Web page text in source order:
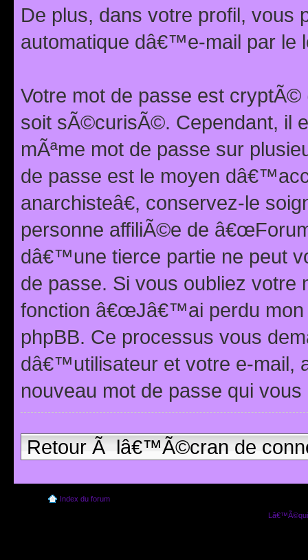
De plus, dans votre profil,
automatique dâ€™e-mail par le
Votre mot de passe est
soit sÃ©curisÃ©. Cependant, il
mÃªme mot de passe sur
de passe est le moyen
anarchisteâ€, conservez-le
personne affiliÃ©e de
dâ€™une tierce partie ne peut
de passe. Si vous oubliez votre
fonction â€œJâ€™ai perdu mon
phpBB. Ce processus vous
dâ€™utilisateur et votre e-mail,
nouveau mot de passe qui
Retour Ã lâ€™Ã©cran de
Index du forum